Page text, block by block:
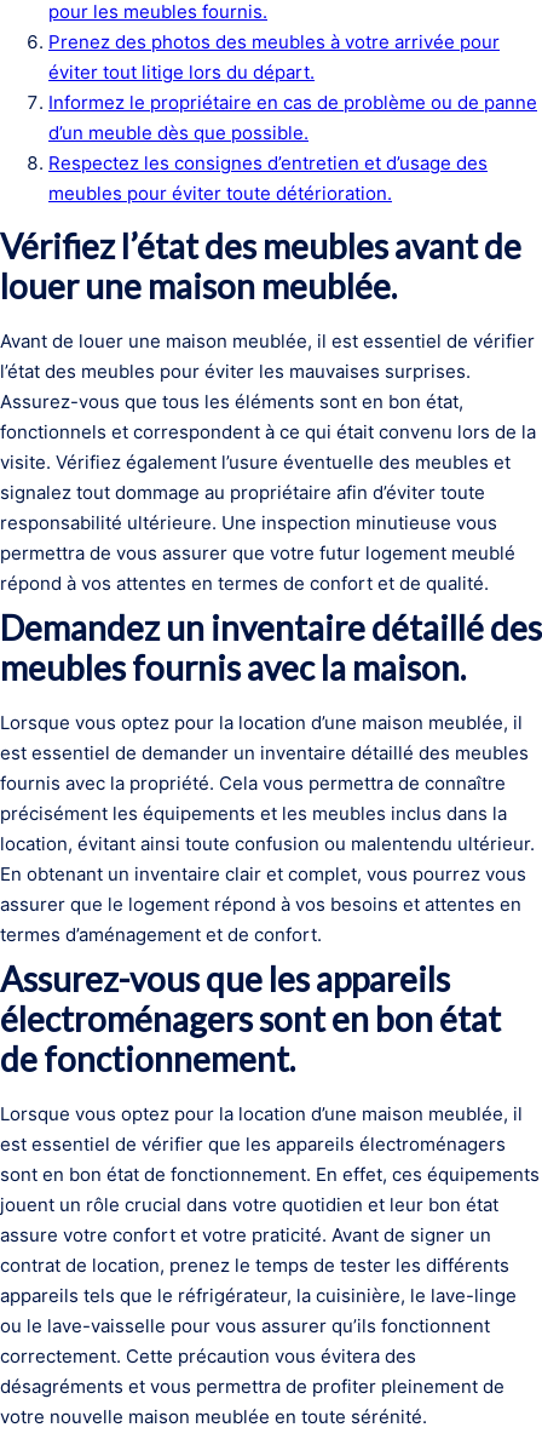
pour les meubles fournis.
Prenez des photos des meubles à votre arrivée pour
éviter tout litige lors du départ.
Informez le propriétaire en cas de problème ou de panne
d’un meuble dès que possible.
Respectez les consignes d’entretien et d’usage des
meubles pour éviter toute détérioration.
Vérifiez l’état des meubles avant de
louer une maison meublée.
Avant de louer une maison meublée, il est essentiel de vérifier
l’état des meubles pour éviter les mauvaises surprises.
Assurez-vous que tous les éléments sont en bon état,
fonctionnels et correspondent à ce qui était convenu lors de la
visite. Vérifiez également l’usure éventuelle des meubles et
signalez tout dommage au propriétaire afin d’éviter toute
responsabilité ultérieure. Une inspection minutieuse vous
permettra de vous assurer que votre futur logement meublé
répond à vos attentes en termes de confort et de qualité.
Demandez un inventaire détaillé des
meubles fournis avec la maison.
Lorsque vous optez pour la location d’une maison meublée, il
est essentiel de demander un inventaire détaillé des meubles
fournis avec la propriété. Cela vous permettra de connaître
précisément les équipements et les meubles inclus dans la
location, évitant ainsi toute confusion ou malentendu ultérieur.
En obtenant un inventaire clair et complet, vous pourrez vous
assurer que le logement répond à vos besoins et attentes en
termes d’aménagement et de confort.
Assurez-vous que les appareils
électroménagers sont en bon état
de fonctionnement.
Lorsque vous optez pour la location d’une maison meublée, il
est essentiel de vérifier que les appareils électroménagers
sont en bon état de fonctionnement. En effet, ces équipements
jouent un rôle crucial dans votre quotidien et leur bon état
assure votre confort et votre praticité. Avant de signer un
contrat de location, prenez le temps de tester les différents
appareils tels que le réfrigérateur, la cuisinière, le lave-linge
ou le lave-vaisselle pour vous assurer qu’ils fonctionnent
correctement. Cette précaution vous évitera des
désagréments et vous permettra de profiter pleinement de
votre nouvelle maison meublée en toute sérénité.